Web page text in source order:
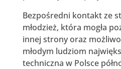
Bezpośredni kontakt ze
młodzież, która mogła
innej strony oraz
młodym ludziom
techniczna w Polsce